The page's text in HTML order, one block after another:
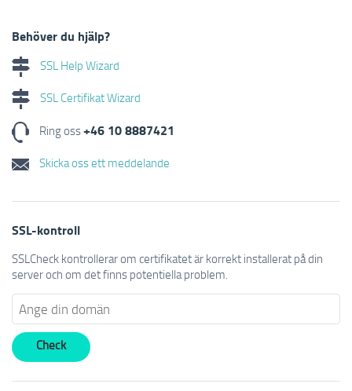
Behöver du hjälp?
SSL Help Wizard
SSL Certifikat Wizard
Ring oss+46 10 8887421
Skicka oss ett meddelande
SSL-kontroll
SSLCheck kontrollerar om certifikatet är korrekt installerat på din
server och om det finns potentiella problem.